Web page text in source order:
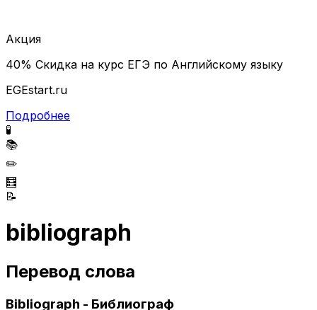
Акция
40% Скидка на курс ЕГЭ по Английскому языку
EGEstart.ru
Подробнее
🧪
📚
✏️
🧮
📝
bibliograph
Перевод слова
Bibliograph - Библиограф